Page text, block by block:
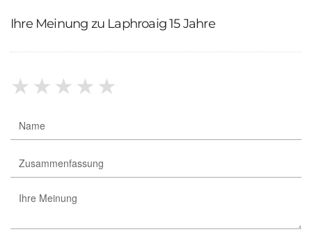
Ihre Meinung zu Laphroaig 15 Jahre
★★★★★